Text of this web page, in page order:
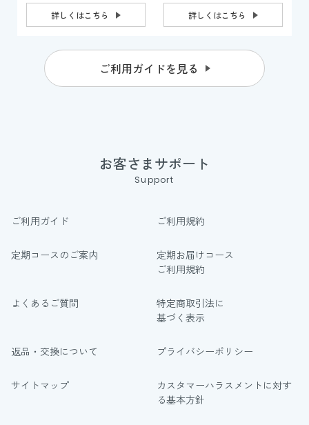
詳しくはこちら 詳しくはこちら
ご利用ガイドを見る
お客さまサポート
Support
ご利用ガイド ご利用規約
定期コースのご案内
定期お届けコース
ご利用規約
よくあるご質問
特定商取引法に
基づく表示
返品・交換について プライバシーポリシー
サイトマップ
カスタマーハラスメントに対す
る基本方針